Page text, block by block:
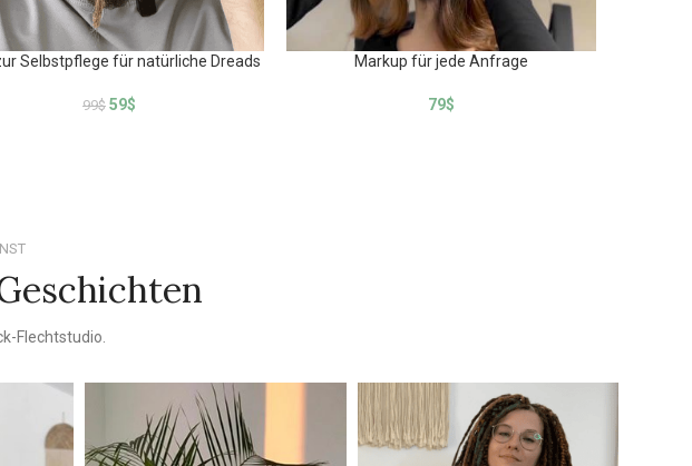
Selbstpflege für natürliche Dreads
99$ 59$
Markup für jede Anfrage
79$
Flechtstudio.